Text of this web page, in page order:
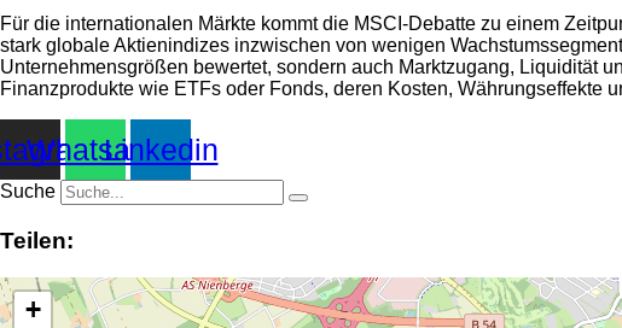
Für die internationalen Märkte kommt die MSCI-Debatte zu einem
stark globale Aktienindizes inzwischen von wenigen
Unternehmensgrößen bewertet, sondern auch Marktzugang, Liquidität
Finanzprodukte wie ETFs oder Fonds, deren Kosten, Währungseffekte
Whatsapp
Linkedin
Suche
Teilen:
+